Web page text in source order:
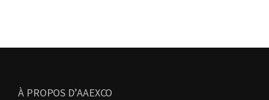
À PROPOS D’AAEXCO